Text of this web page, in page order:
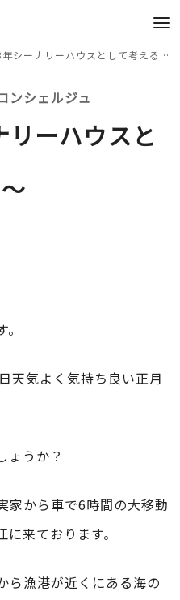
シーナリーハウスとして考えること～
ンシェルジュ
ーハウスと
天気よく気持ち良い正月
ょうか？
家から車で6時間の大移動
来ております。
ら漁港が近くにある海の